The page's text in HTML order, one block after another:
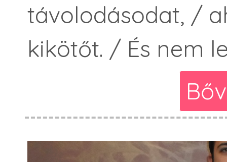
távolodásodat, /
kikötőt. / És nem